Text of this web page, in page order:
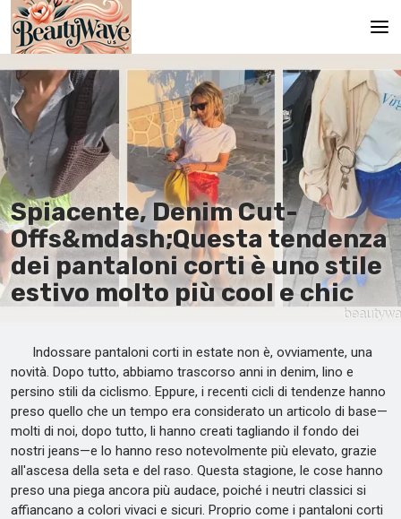
Главная
En
Es
Ru
It
De
Spiacente, Denim Cut-
Offs&mdash;Questa tendenza
dei pantaloni corti è uno stile
estivo molto più cool e chic
Indossare pantaloni corti in estate non è, ovviamente, una
novità. Dopo tutto, abbiamo trascorso anni in denim, lino e
persino stili da ciclismo. Eppure, i recenti cicli di tendenze hanno
preso quello che un tempo era considerato un articolo di base—
molti di noi, dopo tutto, li hanno creati tagliando il fondo dei
nostri jeans—e lo hanno reso notevolmente più elevato, grazie
all'ascesa della seta e del raso. Questa stagione, le cose hanno
preso una piega ancora più audace, poiché i neutri classici si
affiancano a colori vivaci e sicuri. Proprio come i pantaloni corti